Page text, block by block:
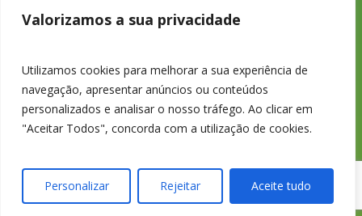
Valorizamos a sua privacidade
Utilizamos cookies para melhorar a sua experiência de
navegação, apresentar anúncios ou conteúdos
personalizados e analisar o nosso tráfego. Ao clicar em
"Aceitar Todos", concorda com a utilização de cookies.
Personalizar Rejeitar Aceite tudo
233 426 925
Chamada para a
rede fixa nacional